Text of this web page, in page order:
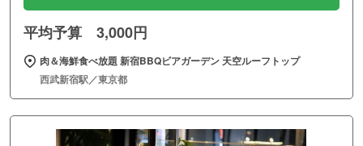
平均予算 3,000円
肉＆海鮮食べ放題 新宿BBQビアガーデン 天空ルーフトップ
西武新宿駅／東京都